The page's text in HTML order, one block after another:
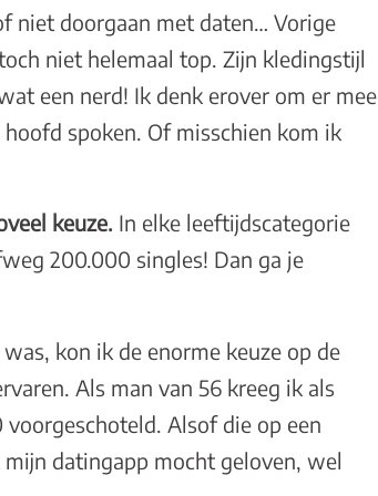
niet doorgaan met daten… Vorige
niet helemaal top. Zijn kledingstijl
een nerd! Ik denk erover om er mee
spoken. Of misschien kom ik
keuze.In elke leeftijdscategorie
200.000 singles! Dan ga je
kon ik de enorme keuze op de
Als man van 56 kreeg ik als
Alsof die op een
datingapp mocht geloven, wel